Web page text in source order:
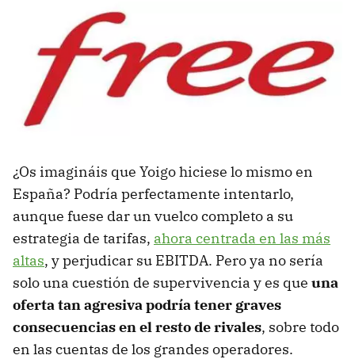
¿Os imagináis que Yoigo hiciese lo mismo en
España? Podría perfectamente intentarlo,
aunque fuese dar un vuelco completo a su
estrategia de tarifas, ahora centrada en las más
altas, y perjudicar su EBITDA. Pero ya no sería
solo una cuestión de supervivencia y es que una
oferta tan agresiva podría tener graves
consecuencias en el resto de rivales, sobre todo
en las cuentas de los grandes operadores.